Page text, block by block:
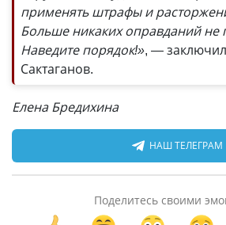
применять штрафы и
Больше никаких оправданий не
Наведите порядок!», —
Сактаганов.
Елена Бредихина
НАШ ТЕЛЕГРАМ
Поделитесь своими